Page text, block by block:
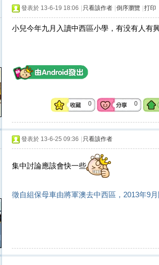
發表於 13-6-19 18:06 只看該作者 倒序瀏覽 打印
小兒今年九月入讀中西區小學，有没有人有
0 0
發表於 13-6-25 09:36 只看該作者
集中討論應該會快一些
徵自組保母車由將軍澳去中西區，2013年9